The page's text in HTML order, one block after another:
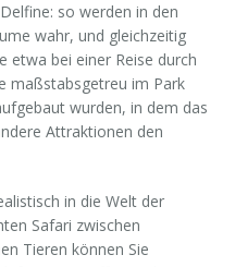
so werden in den
wahr, und gleichzeitig
etwa bei einer Reise durch
maßstabsgetreu im Park
wurden, in dem das
Attraktionen den
in die Welt der
Safari zwischen
Tieren können Sie